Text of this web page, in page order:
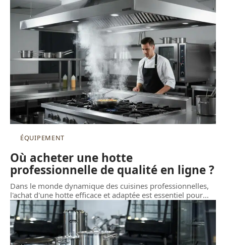
ÉQUIPEMENT
Où acheter une hotte
professionnelle de qualité en ligne ?
Dans le monde dynamique des cuisines professionnelles,
l'achat d'une hotte efficace et adaptée est essentiel pour…